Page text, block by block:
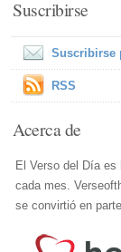
Suscribirse
Suscribirse
RSS
Acerca de
El Verso del Día
cada mes.
se convirtió en